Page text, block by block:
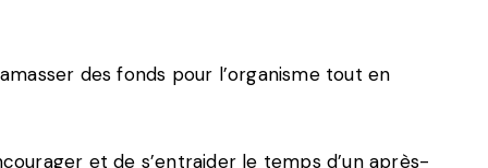
des fonds pour l’organisme tout en
et de s’entraider le temps d’un après-